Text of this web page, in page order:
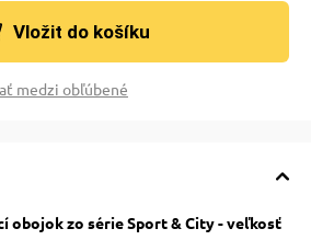
Vložit do košíku
medzi obľúbené
obojok zo série Sport & City - veľkosť